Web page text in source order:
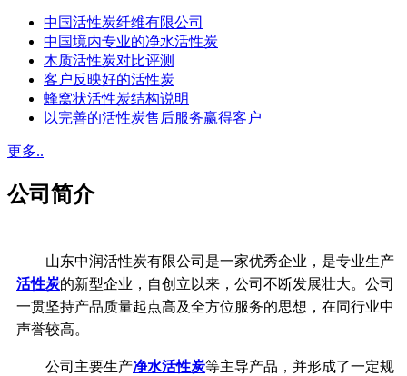
中国活性炭纤维有限公司
中国境内专业的净水活性炭
木质活性炭对比评测
客户反映好的活性炭
蜂窝状活性炭结构说明
以完善的活性炭售后服务赢得客户
更多..
公司简介
山东中润活性炭有限公司是一家优秀企业，是专业生产
活性炭的新型企业，自创立以来，公司不断发展壮大。公司
一贯坚持产品质量起点高及全方位服务的思想，在同行业中
声誉较高。
公司主要生产净水活性炭等主导产品，并形成了一定规